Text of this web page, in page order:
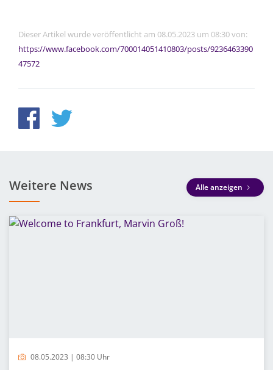
Dieser Artikel wurde veröffentlicht am 08.05.2023 um 08:30 von:
https://www.facebook.com/700014051410803/posts/9236463390
47572
Weitere News Alle anzeigen
08.05.2023 | 08:30 Uhr